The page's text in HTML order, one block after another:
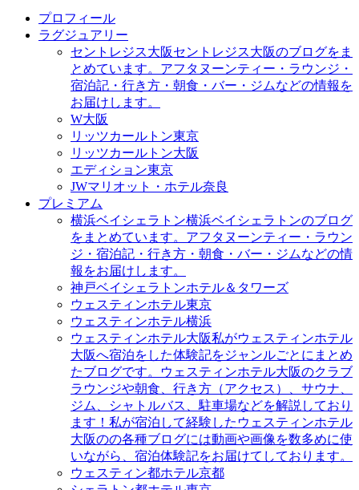
プロフィール
ラグジュアリー
セントレジス大阪セントレジス大阪のブログをま
とめています。アフタヌーンティー・ラウンジ・
宿泊記・行き方・朝食・バー・ジムなどの情報を
お届けします。
W大阪
リッツカールトン東京
リッツカールトン大阪
エディション東京
JWマリオット・ホテル奈良
プレミアム
横浜ベイシェラトン横浜ベイシェラトンのブログ
をまとめています。アフタヌーンティー・ラウン
ジ・宿泊記・行き方・朝食・バー・ジムなどの情
報をお届けします。
神戸ベイシェラトンホテル＆タワーズ
ウェスティンホテル東京
ウェスティンホテル横浜
ウェスティンホテル大阪私がウェスティンホテル
大阪へ宿泊をした体験記をジャンルごとにまとめ
たブログです。ウェスティンホテル大阪のクラブ
ラウンジや朝食、行き方（アクセス）、サウナ、
ジム、シャトルバス、駐車場などを解説しており
ます！私が宿泊して経験したウェスティンホテル
大阪のの各種ブログには動画や画像を数多めに使
いながら、宿泊体験記をお届けてしております。
ウェスティン都ホテル京都